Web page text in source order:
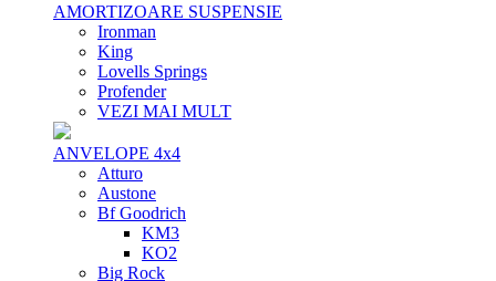
AMORTIZOARE SUSPENSIE
Ironman
King
Lovells Springs
Profender
VEZI MAI MULT
ANVELOPE 4x4
Atturo
Austone
Bf Goodrich
KM3
KO2
Big Rock